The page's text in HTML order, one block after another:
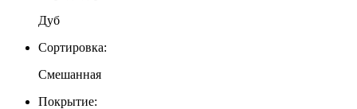
Дуб
Сортировка:
Смешанная
Покрытие: